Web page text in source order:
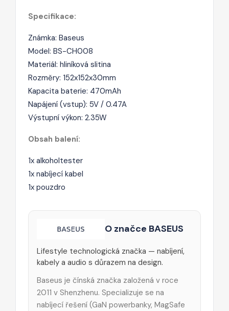
Specifikace:
Známka: Baseus
Model: BS-CH008
Materiál: hliníková slitina
Rozměry: 152x152x30mm
Kapacita baterie: 470mAh
Napájení (vstup): 5V / 0.47A
Výstupní výkon: 2.35W
Obsah balení:
1x alkoholtester
1x nabíjecí kabel
1x pouzdro
O značce BASEUS
Lifestyle technologická značka — nabíjení,
kabely a audio s důrazem na design.
Baseus je čínská značka založená v roce
2011 v Shenzhenu. Specializuje se na
nabíjecí řešení (GaN powerbanky, MagSafe